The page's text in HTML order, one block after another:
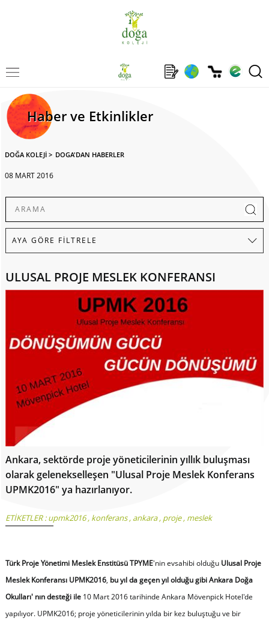
Haber ve Etkinlikler
DOĞA KOLEJİ > DOGA'DAN HABERLER
08 MART 2016
ULUSAL PROJE MESLEK KONFERANSI
Ankara, sektörde proje yöneticilerinin yıllık buluşması
olarak gelenekselleşen "Ulusal Proje Meslek Konferans
UPMK2016" ya hazırlanıyor.
ETİKETLER :upmk2016, konferans, ankara, proje, meslek
Türk Proje Yönetimi Meslek Enstitüsü TPYME'nin evsahibi olduğu Ulusal Proje
Meslek Konferansı UPMK2016, bu yıl da geçen yıl olduğu gibiAnkara Doğa
Okulları' nındesteği ile10 Mart 2016 tarihinde Ankara Mövenpick Hotel'de
yapılıyor. UPMK2016; proje yöneticilerinin yılda bir kez buluştuğu ve bir